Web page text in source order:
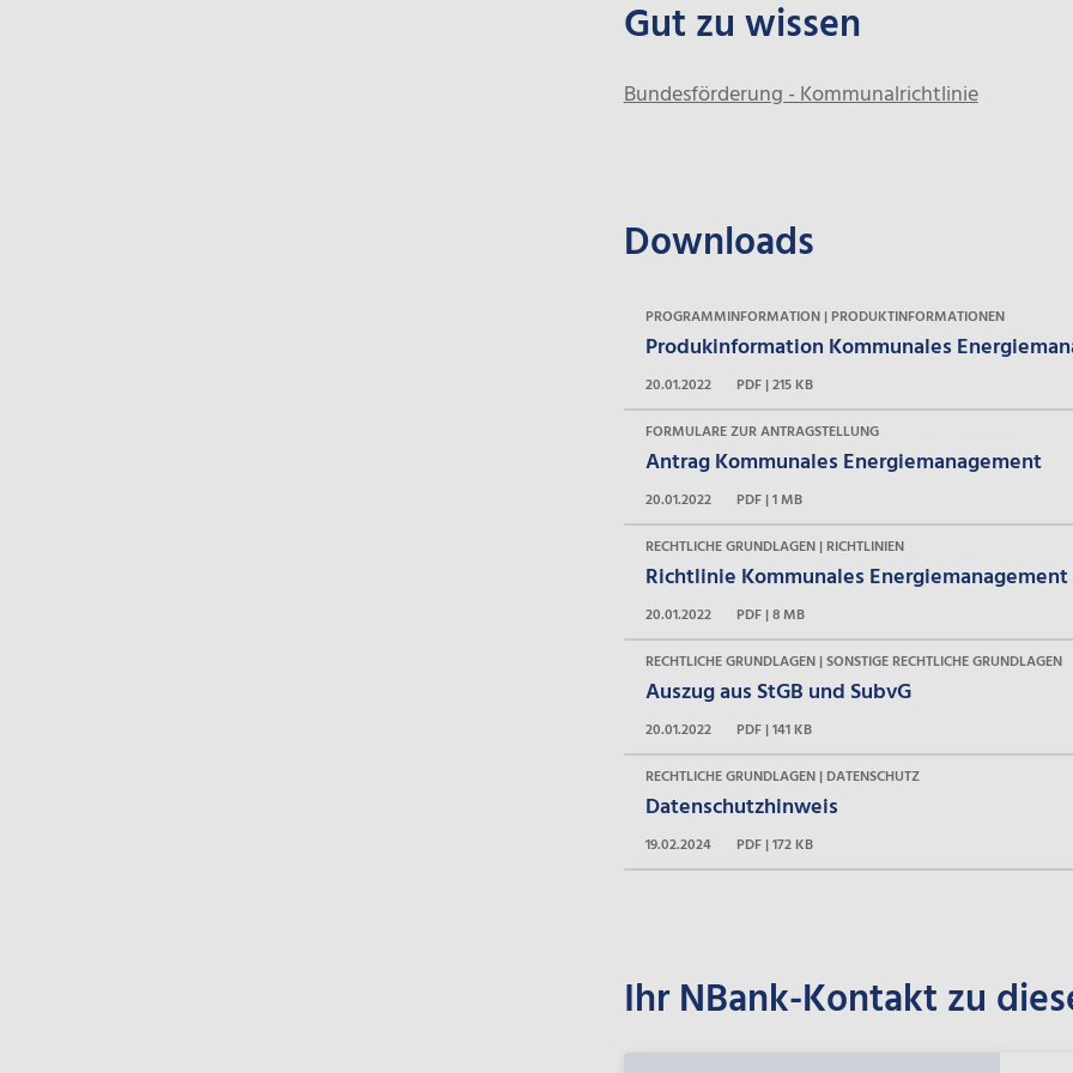
Gut zu wissen
Bundesförderung - Kommunalrichtlinie
Downloads
PROGRAMMINFORMATION | PRODUKTINFORMATIONEN
Produkinformation Kommunales
20.01.2022
PDF | 215 KB
FORMULARE ZUR ANTRAGSTELLUNG
Antrag Kommunales Energiemanagement
20.01.2022
PDF | 1 MB
RECHTLICHE GRUNDLAGEN | RICHTLINIEN
Richtlinie Kommunales Energiemanagement
20.01.2022
PDF | 8 MB
RECHTLICHE GRUNDLAGEN | SONSTIGE RECHTLICHE GRUNDLAGEN
Auszug aus StGB und SubvG
20.01.2022
PDF | 141 KB
RECHTLICHE GRUNDLAGEN | DATENSCHUTZ
Datenschutzhinweis
19.02.2024 PDF | 172 KB
Ihr NBank-Kontakt zu